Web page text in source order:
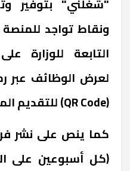
ونقاط تواجد
التابعة للوزارة
لعرض الوظائف عبر
(QR Code) للتقديم المباشر.
كما ينص على نشر
(كل أسبوعين على